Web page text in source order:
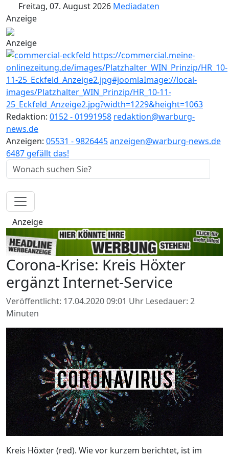
Freitag, 07. August 2026 Mediadaten
Anzeige
Anzeige
Redaktion: 0152 - 01991958 redaktion@warburg-
news.de
Anzeigen: 05531 - 9826445anzeigen@warburg-news.de
6487 gefällt das!
Anzeige
Corona-Krise: Kreis Höxter
ergänzt Internet-Service
Veröffentlicht: 17.04.2020 09:01 Uhr Lesedauer: 2
Minuten
Kreis Höxter (red). Wie vor kurzem berichtet, ist im